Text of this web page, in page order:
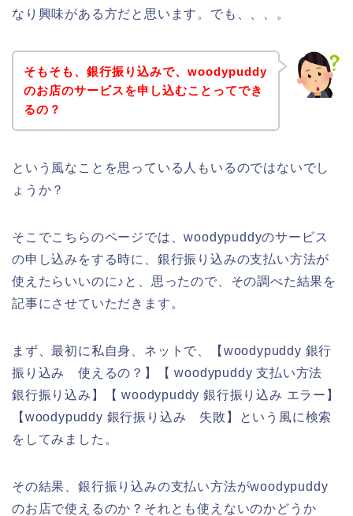
なり興味がある方だと思います。でも、、、。
そもそも、銀行振り込みで、woodypuddy
のお店のサービスを申し込むことってでき
るの？
という風なことを思っている人もいるのではないでし
ょうか？
そこでこちらのページでは、woodypuddyのサービス
の申し込みをする時に、銀行振り込みの支払い方法が
使えたらいいのに♪と、思ったので、その調べた結果を
記事にさせていただきます。
まず、最初に私自身、ネットで、【woodypuddy 銀行
振り込み 使えるの？】【 woodypuddy 支払い方法
銀行振り込み】【 woodypuddy 銀行振り込み エラー】
【woodypuddy 銀行振り込み 失敗】という風に検索
をしてみました。
その結果、銀行振り込みの支払い方法がwoodypuddy
のお店で使えるのか？それとも使えないのかどうか